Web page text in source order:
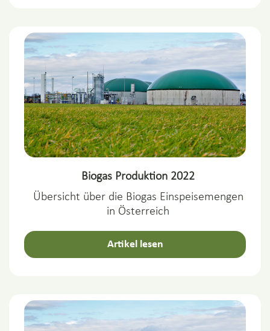
Biogas Produktion 2022
Übersicht über die Biogas Einspeisemengen
in Österreich
Artikel lesen